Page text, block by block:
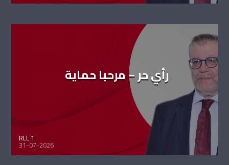
رأي حر – مرحبا حماية
RLL 1
31-07-2026